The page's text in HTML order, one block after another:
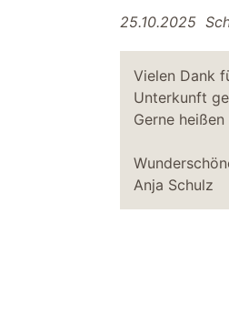
25.10.2025
Vielen Dank
Unterkunft
Gerne
Anja Schulz